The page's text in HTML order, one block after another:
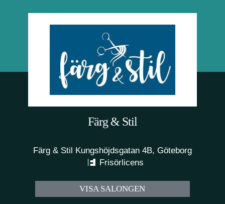
Färg & Stil
Färg & Stil Kungshöjdsgatan 4B, Göteborg
Frisörlicens
VISA SALONGEN